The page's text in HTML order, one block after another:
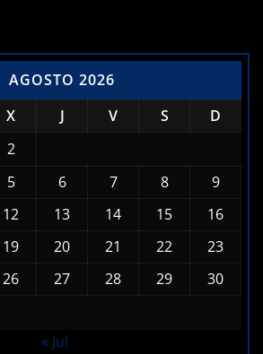
AGOSTO 2026
X J V S
D
2
5 6 7 8
9
12 13 14 15
16
19 20 21 22
23
26 27 28 29
30
« Jul